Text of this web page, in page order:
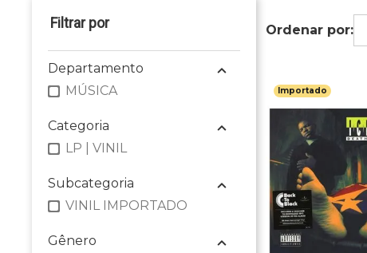
Departamento
MÚSICA
Categoria
LP | VINIL
Subcategoria
VINIL IMPORTADO
Gênero
Importado